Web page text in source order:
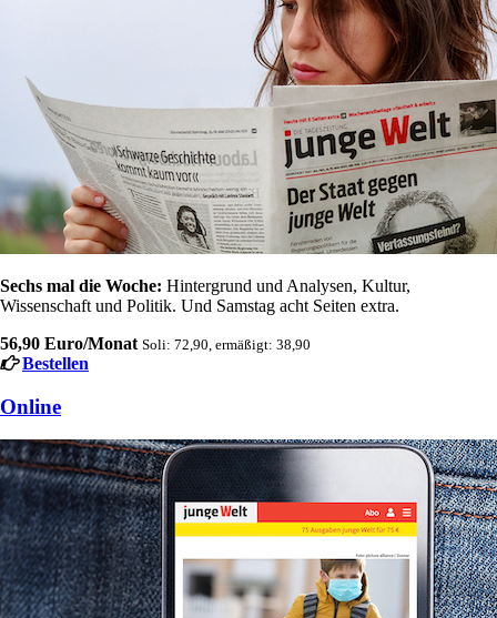
Sechs mal die Woche: Hintergrund und Analysen, Kultur,
Wissenschaft und Politik. Und Samstag acht Seiten extra.
56,90 Euro/Monat Soli: 72,90, ermäßigt: 38,90
Bestellen
Online